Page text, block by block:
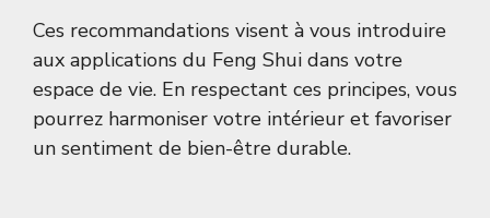
Ces recommandations visent à vous introduire
aux applications du Feng Shui dans votre
espace de vie. En respectant ces principes, vous
pourrez harmoniser votre intérieur et favoriser
un sentiment de bien-être durable.